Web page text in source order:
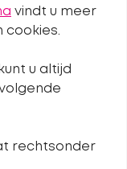
vindt u meer
cookies.
u altijd
rechtsonder